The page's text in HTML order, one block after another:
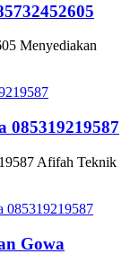
Menyediakan
Afifah Teknik
Gowa